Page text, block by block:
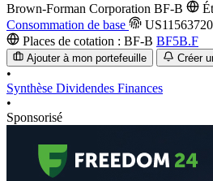
Brown-Forman Corporation BF-B
Consommation de base
Places de cotation : BF-B BF5B.F
Ajouter à mon portefeuille Créer
•
Synthèse Dividendes Finances
•
Sponsorisé